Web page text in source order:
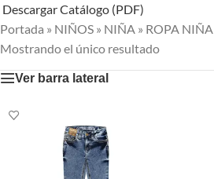
Descargar Catálogo (PDF)
Portada » NIÑOS » NIÑA » ROPA NIÑA
Mostrando el único resultado
Ver barra lateral